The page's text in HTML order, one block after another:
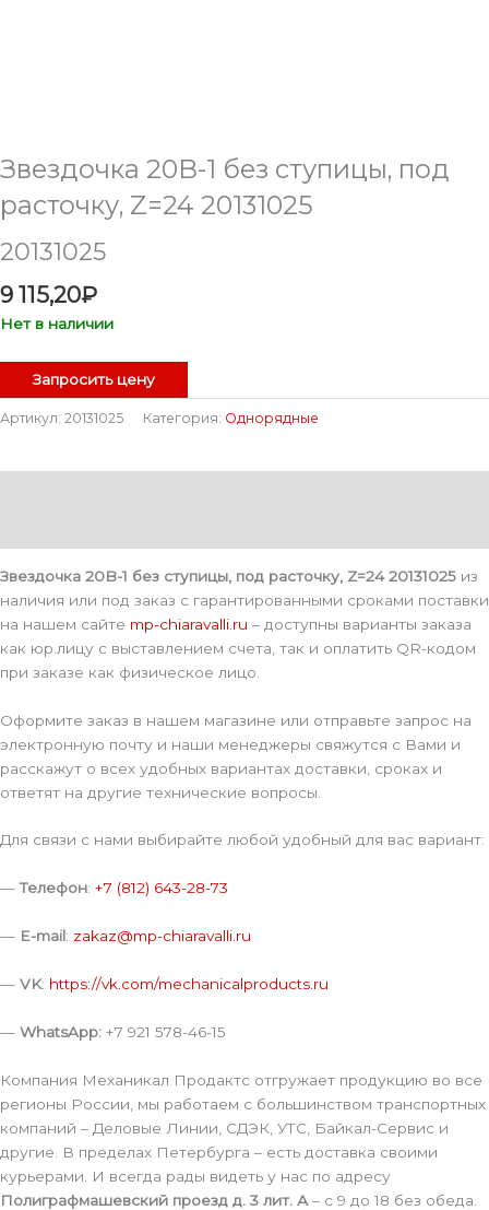
Звездочка 20B-1 без ступицы, под
расточку, Z=24 20131025
20131025
9 115,20₽
Нет в наличии
Запросить цену
Артикул: 20131025 Категория: Однорядные
Звездочка 20B-1 без ступицы, под расточку, Z=24 20131025 из
наличия или под заказ с гарантированными сроками поставки
на нашем сайте mp-chiaravalli.ru – доступны варианты заказа
как юр.лицу с выставлением счета, так и оплатить QR-кодом
при заказе как физическое лицо.
Оформите заказ в нашем магазине или отправьте запрос на
электронную почту и наши менеджеры свяжутся с Вами и
расскажут о всех удобных вариантах доставки, сроках и
ответят на другие технические вопросы.
Для связи с нами выбирайте любой удобный для вас вариант:
—Телефон: +7 (812) 643-28-73
— E-mail: zakaz@mp-chiaravalli.ru
— VK: https://vk.com/mechanicalproducts.ru
— WhatsApp: +7 921 578-46-15
Компания Механикал Продактс отгружает продукцию во все
регионы России, мы работаем с большинством транспортных
компаний – Деловые Линии, СДЭК, УТС, Байкал-Сервис и
другие. В пределах Петербурга – есть доставка своими
курьерами. И всегда рады видеть у нас по адресу
Полиграфмашевский проезд д. 3 лит. А – с 9 до 18 без обеда.